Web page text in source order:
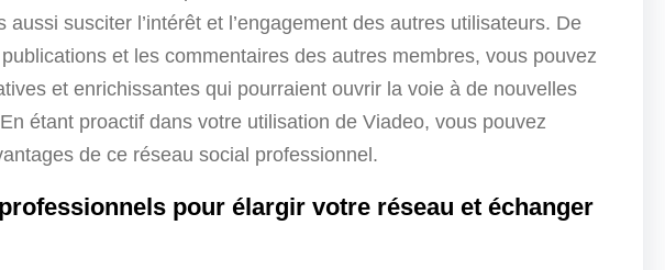
susciter l’intérêt et l’engagement des autres utilisateurs. De
et les commentaires des autres membres, vous pouvez
et enrichissantes qui pourraient ouvrir la voie à de nouvelles
étant proactif dans votre utilisation de Viadeo, vous pouvez
de ce réseau social professionnel.
pour élargir votre réseau et échanger